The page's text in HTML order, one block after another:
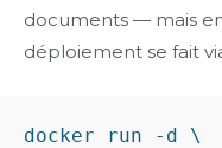
documents — mais
déploiement se fait
docker run -d \